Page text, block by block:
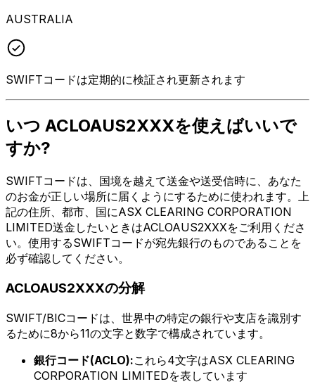
AUSTRALIA
SWIFTコードは定期的に検証され更新されます
いつ ACLOAUS2XXXを使えばいいで
すか?
SWIFTコードは、国境を越えて送金や送受信時に、あなた
のお金が正しい場所に届くようにするために使われます。上
記の住所、都市、国にASX CLEARING CORPORATION
LIMITED送金したいときはACLOAUS2XXXをご利用くださ
い。使用するSWIFTコードが宛先銀行のものであることを
必ず確認してください。
ACLOAUS2XXXの分解
SWIFT/BICコードは、世界中の特定の銀行や支店を識別す
るために8から11の文字と数字で構成されています。
銀行コード(ACLO):これら4文字はASX CLEARING
CORPORATION LIMITEDを表しています